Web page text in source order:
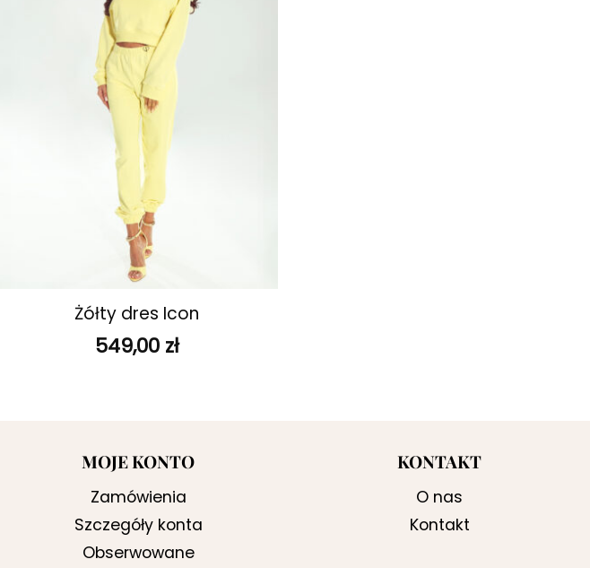
Żółty dres Icon
549,00 zł
MOJE KONTO
Zamówienia
Szczegóły konta
Obserwowane
KONTAKT
O nas
Kontakt